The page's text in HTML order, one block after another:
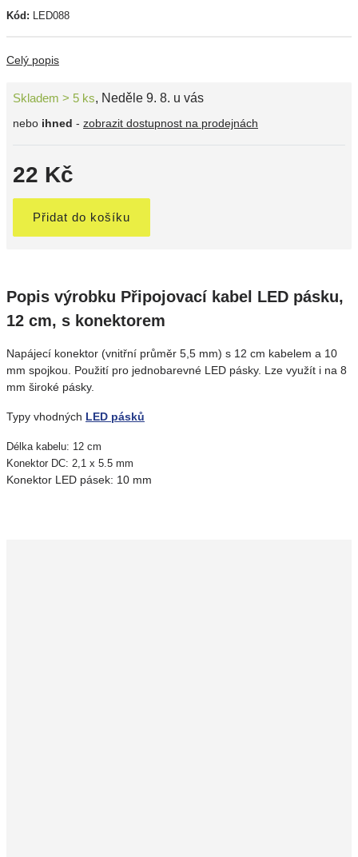
Kód: LED088
Celý popis
Skladem > 5 ks, Neděle 9. 8. u vás
nebo ihned - zobrazit dostupnost na prodejnách
22 Kč
Přidat do košíku
Popis výrobku Připojovací kabel LED pásku,
12 cm, s konektorem
Napájecí konektor (vnitřní průměr 5,5 mm) s 12 cm kabelem a 10
mm spojkou. Použití pro jednobarevné LED pásky. Lze využít i na 8
mm široké pásky.
Typy vhodných LED pásků
Délka kabelu: 12 cm
Konektor DC: 2,1 x 5.5 mm
Konektor LED pásek: 10 mm